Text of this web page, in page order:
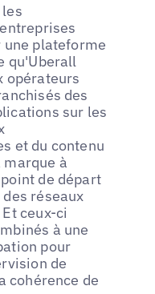
plateforme
qu'Uberall
opérateurs
des
sur les
et du contenu
à
de départ
réseaux
ceux-ci
à une
pour
de
cohérence de